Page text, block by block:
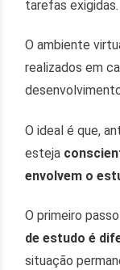
tarefas exigidas.
O ambiente
realizados em
O ideal é que,
esteja
envolvem o
O primeiro
de estudo é
situação